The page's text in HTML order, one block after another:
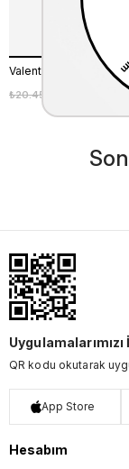
₺20.450,00
QR kodu okutarak
App Store
Hesabım